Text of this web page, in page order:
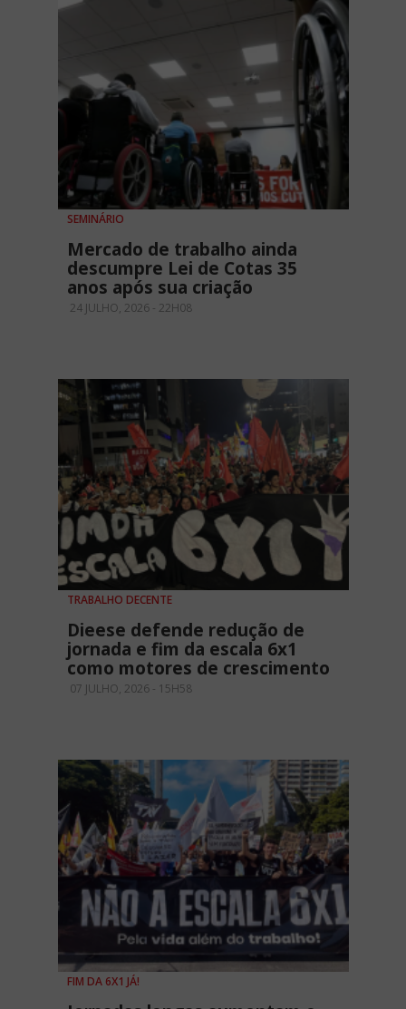
SEMINÁRIO
Mercado de trabalho ainda
descumpre Lei de Cotas 35
anos após sua criação
24 JULHO, 2026 - 22H08
TRABALHO DECENTE
Dieese defende redução de
jornada e fim da escala 6x1
como motores de crescimento
07 JULHO, 2026 - 15H58
FIM DA 6X1 JÁ!